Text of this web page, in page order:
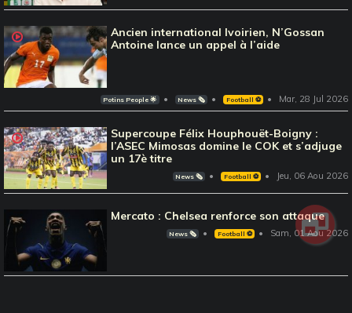
Ancien international Ivoirien, N’Gossan
Antoine lance un appel à l’aide
Potins People 🌟 News 🗞️ Football ⚽️ Mar, 28 Jul 2026
Supercoupe Félix Houphouët-Boigny :
l’ASEC Mimosas domine le COK et s’adjuge
un 17è titre
News 🗞️ Football ⚽️ Jeu, 06 Aou 2026
Mercato : Chelsea renforce son attaque
News 🗞️ Football ⚽️ Sam, 01 Aou 2026